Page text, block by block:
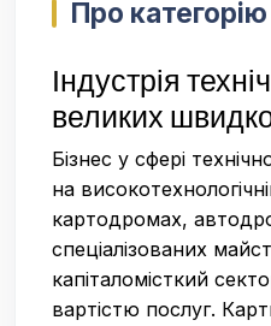
Про категорію
Індустрія
великих
Бізнес у сфері
на
картодромах,
спеціалізованих
капіталомісткий
вартістю послуг.